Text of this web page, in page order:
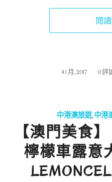
閱
4 1 月, 2017
/ 0 評
中港澳旅遊,中港
【澳門美食
檸檬車露意